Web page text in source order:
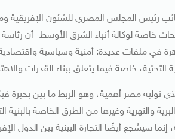
رئيس المجلس المصري للشئون الإفريقية
خاصة لوكالة أنباء الشرق الأوسط- أن
في ملفات عديدة: أمنية وسياسية
خاصة فيما يتعلق ببناء القدرات
توليه مصر أهمية، وهو الربط ما بين بحيرة
والنهرية وغيرها من الطرق الخاصة
سيشجع أيضًا التجارة البينية بين الدول